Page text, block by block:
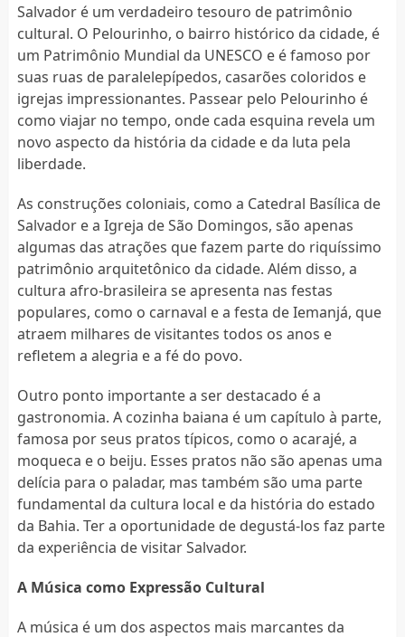
Salvador é um verdadeiro tesouro de patrimônio
cultural. O Pelourinho, o bairro histórico da cidade, é
um Patrimônio Mundial da UNESCO e é famoso por
suas ruas de paralelepípedos, casarões coloridos e
igrejas impressionantes. Passear pelo Pelourinho é
como viajar no tempo, onde cada esquina revela um
novo aspecto da história da cidade e da luta pela
liberdade.
As construções coloniais, como a Catedral Basílica de
Salvador e a Igreja de São Domingos, são apenas
algumas das atrações que fazem parte do riquíssimo
patrimônio arquitetônico da cidade. Além disso, a
cultura afro-brasileira se apresenta nas festas
populares, como o carnaval e a festa de Iemanjá, que
atraem milhares de visitantes todos os anos e
refletem a alegria e a fé do povo.
Outro ponto importante a ser destacado é a
gastronomia. A cozinha baiana é um capítulo à parte,
famosa por seus pratos típicos, como o acarajé, a
moqueca e o beiju. Esses pratos não são apenas uma
delícia para o paladar, mas também são uma parte
fundamental da cultura local e da história do estado
da Bahia. Ter a oportunidade de degustá-los faz parte
da experiência de visitar Salvador.
A Música como Expressão Cultural
A música é um dos aspectos mais marcantes da